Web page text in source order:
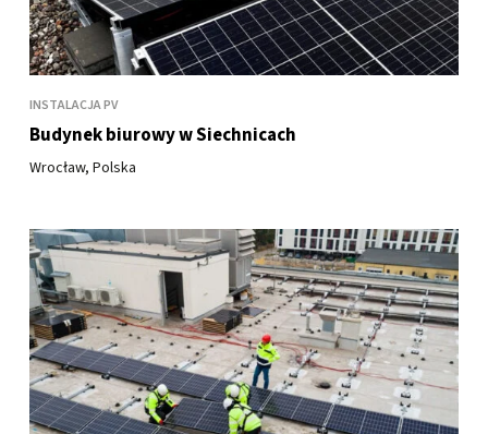
INSTALACJA PV
Budynek biurowy w Siechnicach
Wrocław, Polska